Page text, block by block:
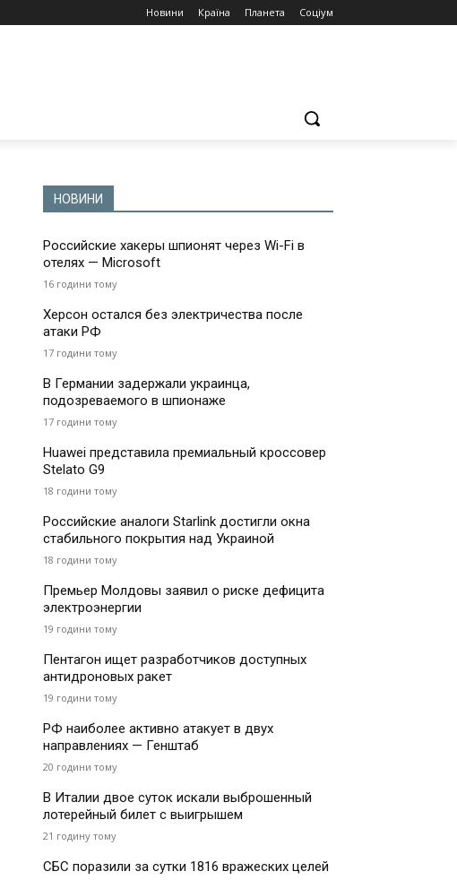
Новини Країна Планета Соціум
НОВИНИ
Российские хакеры шпионят через Wi-Fi в
отелях — Microsoft
16 години тому
Херсон остался без электричества после
атаки РФ
17 години тому
В Германии задержали украинца,
подозреваемого в шпионаже
17 години тому
Huawei представила премиальный кроссовер
Stelato G9
18 години тому
Российские аналоги Starlink достигли окна
стабильного покрытия над Украиной
18 години тому
Премьер Молдовы заявил о риске дефицита
электроэнергии
19 години тому
Пентагон ищет разработчиков доступных
антидроновых ракет
19 години тому
РФ наиболее активно атакует в двух
направлениях — Генштаб
20 години тому
В Италии двое суток искали выброшенный
лотерейный билет с выигрышем
21 годину тому
СБС поразили за сутки 1816 вражеских целей